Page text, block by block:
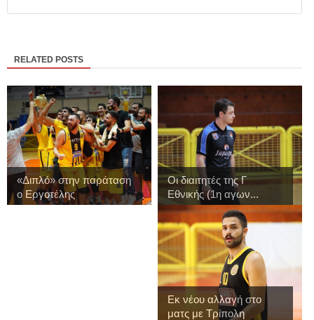
RELATED POSTS
«Διπλό» στην παράταση
ο Εργοτέλης
Οι διαιτητές της Γ
Εθνικής (1η αγων...
Εκ νέου αλλαγή στο
ματς με Τρίπολη